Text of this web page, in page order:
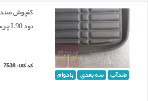
ضدآب سه بعدی بادوام
کفپوش
نود L90 چرمی طرح excellent
کد کالا : 7538